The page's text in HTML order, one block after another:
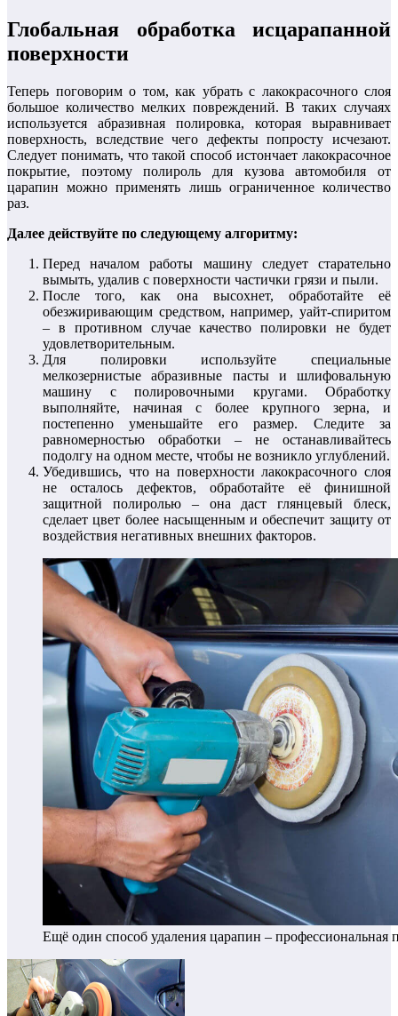
Глобальная обработка исцарапанной
поверхности
Теперь поговорим о том, как убрать с лакокрасочного слоя
большое количество мелких повреждений. В таких случаях
используется абразивная полировка, которая выравнивает
поверхность, вследствие чего дефекты попросту исчезают.
Следует понимать, что такой способ истончает лакокрасочное
покрытие, поэтому полироль для кузова автомобиля от
царапин можно применять лишь ограниченное количество
раз.
Далее действуйте по следующему алгоритму:
Перед началом работы машину следует старательно
вымыть, удалив с поверхности частички грязи и пыли.
После того, как она высохнет, обработайте её
обезжиривающим средством, например, уайт-спиритом
– в противном случае качество полировки не будет
удовлетворительным.
Для полировки используйте специальные
мелкозернистые абразивные пасты и шлифовальную
машину с полировочными кругами. Обработку
выполняйте, начиная с более крупного зерна, и
постепенно уменьшайте его размер. Следите за
равномерностью обработки – не останавливайтесь
подолгу на одном месте, чтобы не возникло углублений.
Убедившись, что на поверхности лакокрасочного слоя
не осталось дефектов, обработайте её финишной
защитной полиролью – она даст глянцевый блеск,
сделает цвет более насыщенным и обеспечит защиту от
воздействия негативных внешних факторов.
Ещё один способ удаления царапин – профессиональная